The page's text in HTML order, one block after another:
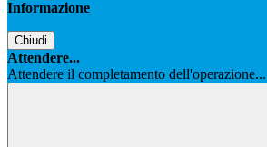
Informazione
Chiudi
Attendere...
Attendere il completamento dell'operazione...